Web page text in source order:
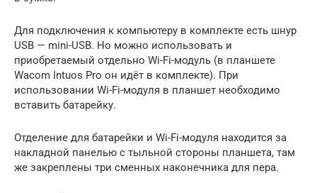
Для подключения к компьютеру в комплекте есть шнур
USB — mini-USB. Но можно использовать и
приобретаемый отдельно Wi-Fi-модуль (в планшете
Wacom Intuos Pro он идёт в комплекте). При
использовании Wi-Fi-модуля в планшет необходимо
вставить батарейку.
Отделение для батарейки и Wi-Fi-модуля находится за
накладной панелью с тыльной стороны планшета, там
же закреплены три сменных наконечника для пера.